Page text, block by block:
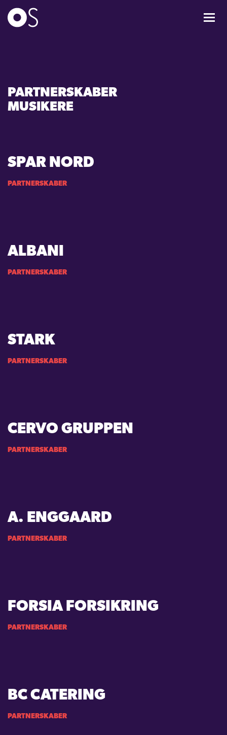
PARTNERSKABER
MUSIKERE
SPAR NORD
PARTNERSKABER
ALBANI
PARTNERSKABER
STARK
PARTNERSKABER
CERVO GRUPPEN
PARTNERSKABER
A. ENGGAARD
PARTNERSKABER
FORSIA FORSIKRING
PARTNERSKABER
BC CATERING
PARTNERSKABER